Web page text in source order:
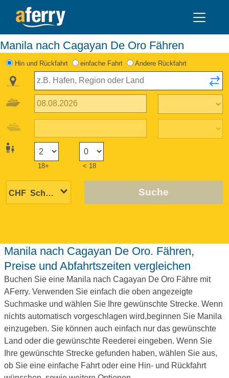
Manila nach Cagayan De Oro Fähren
Hin und Rückfahrt einfache Fahrt Andere Rückfahrt
18+ < 18
Suche
Manila nach Cagayan De Oro. Fähren,
Preise und Abfahrtszeiten vergleichen
Buchen Sie eine Manila nach Cagayan De Oro Fähre mit
AFerry. Verwenden Sie einfach die oben angezeigte
Suchmaske und wählen Sie Ihre gewünschte Strecke. Wenn
nichts automatisch vorgeschlagen wird,beginnen Sie Manila
einzugeben. Sie können auch einfach nur das gewünschte
Land oder die gewünschte Reederei eingeben. Wenn Sie
Ihre gewünschte Strecke gefunden haben, wählen Sie aus,
ob Sie eine einfache Fahrt oder eine Hin- und Rückfahrt